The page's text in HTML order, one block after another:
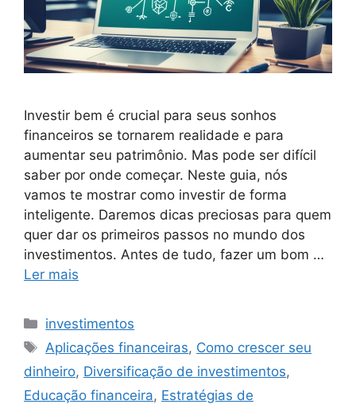
Investir bem é crucial para seus sonhos
financeiros se tornarem realidade e para
aumentar seu patrimônio. Mas pode ser difícil
saber por onde começar. Neste guia, nós
vamos te mostrar como investir de forma
inteligente. Daremos dicas preciosas para quem
quer dar os primeiros passos no mundo dos
investimentos. Antes de tudo, fazer um bom …
Ler mais
Categorias
investimentos
Tags
Aplicações financeiras, Como crescer seu
dinheiro, Diversificação de investimentos,
Educação financeira, Estratégias de